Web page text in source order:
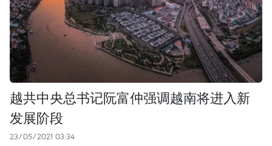
越共中央总书记阮富仲强调越南将进入新
发展阶段
23/05/2021 03:34